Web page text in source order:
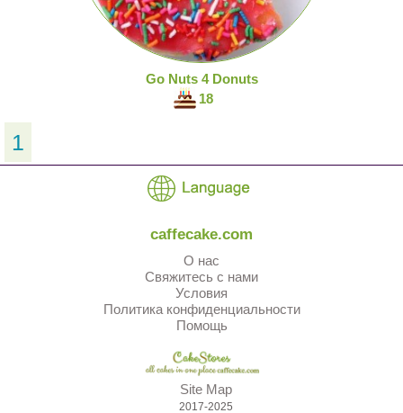
Go Nuts 4 Donuts
18
1
caffecake.com
О нас
Свяжитесь с нами
Условия
Политика конфиденциальности
Помощь
Site Map
2017-2025